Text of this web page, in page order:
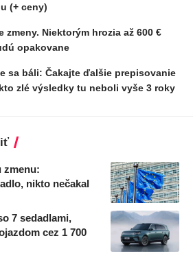
(+ ceny)
zmeny. Niektorým hrozia až 600 €
opakovane
sa báli: Čakajte ďalšie prepisovanie
zlé výsledky tu neboli vyše 3 roky
zmenu:
nikto nečakal
7 sedadlami,
cez 1 700